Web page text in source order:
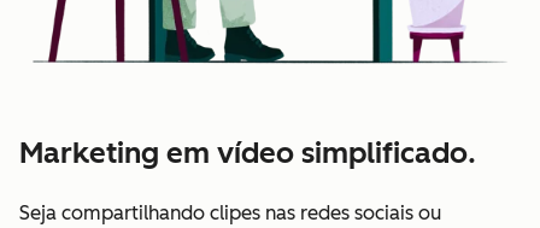
Marketing em vídeo simplificado.
Seja compartilhando clipes nas redes sociais ou